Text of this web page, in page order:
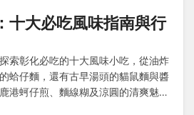
十大必吃風味指南與行
索彰化必吃的十大風味小吃，從油炸
蛤仔麵，還有古早湯頭的貓鼠麵與醬
港蚵仔煎、麵線糊及涼圓的清爽魅